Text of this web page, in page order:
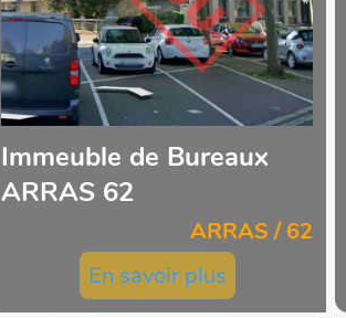
Immeuble de Bureaux
ARRAS 62
ARRAS / 62
En savoir plus